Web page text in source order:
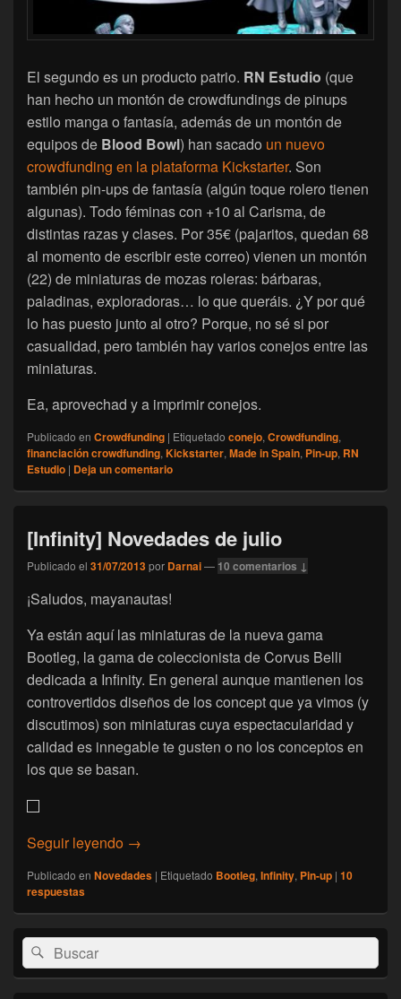
El segundo es un producto patrio. RN Estudio (que
han hecho un montón de crowdfundings de pinups
estilo manga o fantasía, además de un montón de
equipos de Blood Bowl) han sacado un nuevo
crowdfunding en la plataforma Kickstarter. Son
también pin-ups de fantasía (algún toque rolero tienen
algunas). Todo féminas con +10 al Carisma, de
distintas razas y clases. Por 35€ (pajaritos, quedan 68
al momento de escribir este correo) vienen un montón
(22) de miniaturas de mozas roleras: bárbaras,
paladinas, exploradoras… lo que queráis. ¿Y por qué
lo has puesto junto al otro? Porque, no sé si por
casualidad, pero también hay varios conejos entre las
miniaturas.
Ea, aprovechad y a imprimir conejos.
Publicado en Crowdfunding | Etiquetado conejo, Crowdfunding,
financiación crowdfunding, Kickstarter, Made in Spain, Pin-up, RN
Estudio | Deja un comentario
[Infinity] Novedades de julio
Publicado el 31/07/2013por Darnai— 10 comentarios ↓
¡Saludos, mayanautas!
Ya están aquí las miniaturas de la nueva gama
Bootleg, la gama de coleccionista de Corvus Belli
dedicada a Infinity. En general aunque mantienen los
controvertidos diseños de los concept que ya vimos (y
discutimos) son miniaturas cuya espectacularidad y
calidad es innegable te gusten o no los conceptos en
los que se basan.
Seguir leyendo [Infinity] Novedades de julio
→
Publicado en Novedades | Etiquetado Bootleg, Infinity, Pin-up | 10
respuestas
área
de
widget
Buscar
por:
Buscar